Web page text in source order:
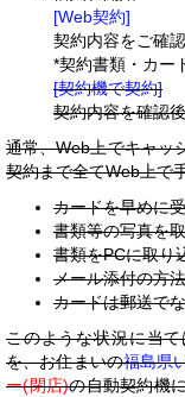
[Web契約]
契約内容をご確
*契約書類・カー
[契約機で契約]
契約内容を確認
通常、Web上でキャッ
契約まで全てWeb上で
カードを早めに
書類等の写真を
書類をPCに取り
メール添付の方
カードは郵送で
このような状況に当
を、お住まいの福島県
ー(閉店)の自動契約機